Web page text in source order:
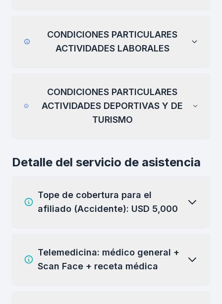
CONDICIONES PARTICULARES
ACTIVIDADES LABORALES
CONDICIONES PARTICULARES
ACTIVIDADES DEPORTIVAS Y DE
TURISMO
Detalle del servicio de asistencia
Tope de cobertura para el
afiliado (Accidente): USD 5,000
Telemedicina: médico general +
Scan Face + receta médica